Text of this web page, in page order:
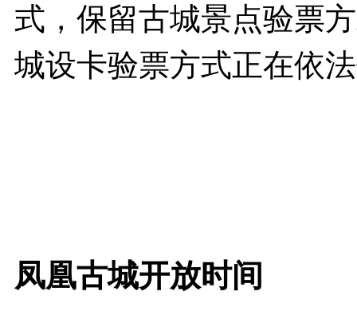
式，保留古城景点验票
城设卡验票方式正在依
凤凰古城开放时间